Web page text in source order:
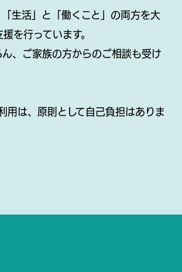
「生活」と「働くこと」の両方を大
を行っています。
ん、ご家族の方からのご相談も受け
用は、原則として自己負担はありま